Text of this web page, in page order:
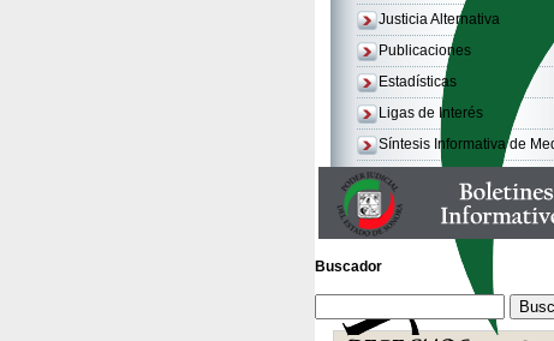
Justicia Alternativa
Publicaciones
Estadísticas
Ligas de Interés
Síntesis Informativa de
Buscador